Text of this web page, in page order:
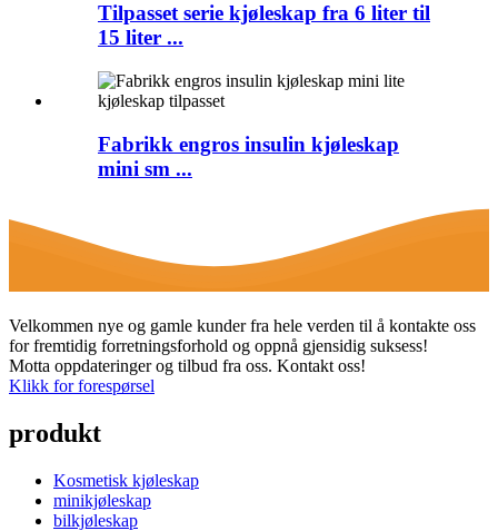
Tilpasset serie kjøleskap fra 6 liter til
15 liter ...
Fabrikk engros insulin kjøleskap
mini sm ...
Velkommen nye og gamle kunder fra hele verden til å kontakte oss
for fremtidig forretningsforhold og oppnå gjensidig suksess!
Motta oppdateringer og tilbud fra oss. Kontakt oss!
Klikk for forespørsel
produkt
Kosmetisk kjøleskap
minikjøleskap
bilkjøleskap